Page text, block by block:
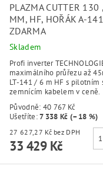
PLAZMA CUTTER 130
MM, HF, HOŘÁK A-
ZDARMA
Skladem
Profi inverter
maximálního průřezu až
LT-141 / 6 m HF s pilotním
zemnícím kabelem v ceně.
Původně: 40 767 Kč
Ušetříte:7 338 Kč (–18 %)
27 627,27 Kč bez DPH
33 429 Kč